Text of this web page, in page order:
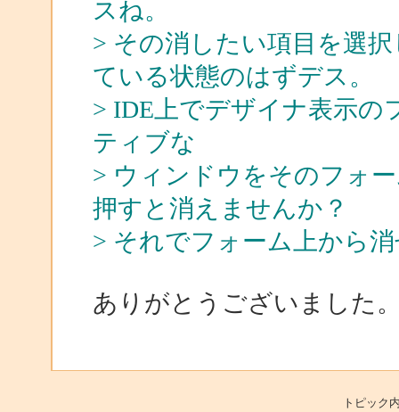
スね。
> その消したい項目を選
ている状態のはずデス。
> IDE上でデザイナ表示
ティブな
> ウィンドウをそのフォ
押すと消えませんか？
> それでフォーム上から
ありがとうございました
トピッ